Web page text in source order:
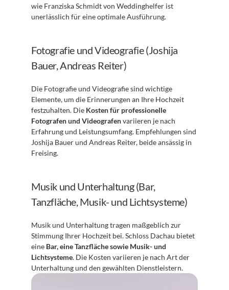
wie Franziska Schmidt von Weddinghelfer ist
unerlässlich für eine optimale Ausführung.
Fotografie und Videografie (Joshija
Bauer, Andreas Reiter)
Die Fotografie und Videografie sind wichtige
Elemente, um die Erinnerungen an Ihre Hochzeit
festzuhalten. Die Kosten für professionelle
Fotografen und Videografen variieren je nach
Erfahrung und Leistungsumfang. Empfehlungen sind
Joshija Bauer und Andreas Reiter, beide ansässig in
Freising.
Musik und Unterhaltung (Bar,
Tanzfläche, Musik- und Lichtsysteme)
Musik und Unterhaltung tragen maßgeblich zur
Stimmung Ihrer Hochzeit bei. Schloss Dachau bietet
eine Bar, eine Tanzfläche sowie Musik- und
Lichtsysteme. Die Kosten variieren je nach Art der
Unterhaltung und den gewählten Dienstleistern.